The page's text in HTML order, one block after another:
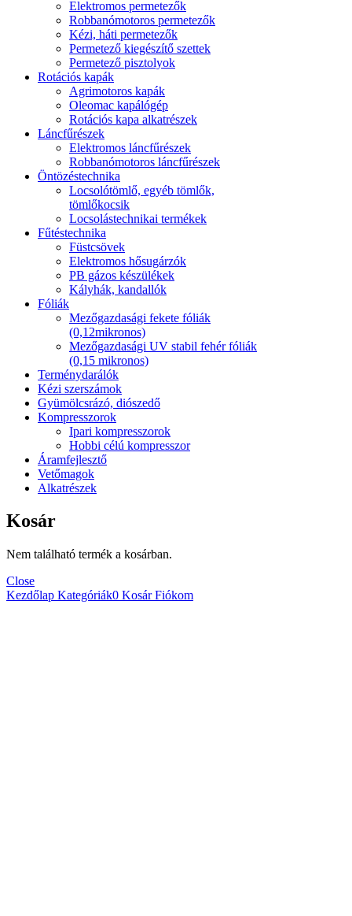
Elektromos permetezők
Robbanómotoros permetezők
Kézi, háti permetezők
Permetező kiegészítő szettek
Permetező pisztolyok
Rotációs kapák
Agrimotoros kapák
Oleomac kapálógép
Rotációs kapa alkatrészek
Láncfűrészek
Elektromos láncfűrészek
Robbanómotoros láncfűrészek
Öntözéstechnika
Locsolótömlő, egyéb tömlők,
tömlőkocsik
Locsolástechnikai termékek
Fűtéstechnika
Füstcsövek
Elektromos hősugárzók
PB gázos készülékek
Kályhák, kandallók
Fóliák
Mezőgazdasági fekete fóliák
(0,12mikronos)
Mezőgazdasági UV stabil fehér fóliák
(0,15 mikronos)
Terménydarálók
Kézi szerszámok
Gyümölcsrázó, diószedő
Kompresszorok
Ipari kompresszorok
Hobbi célú kompresszor
Áramfejlesztő
Vetőmagok
Alkatrészek
Kosár
Nem található termék a kosárban.
Close
Kezdőlap Kategóriák0 KosárFiókom